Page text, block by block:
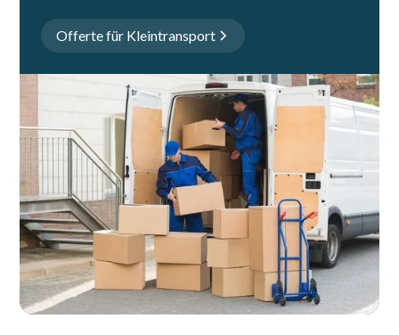
Offerte für Kleintransport